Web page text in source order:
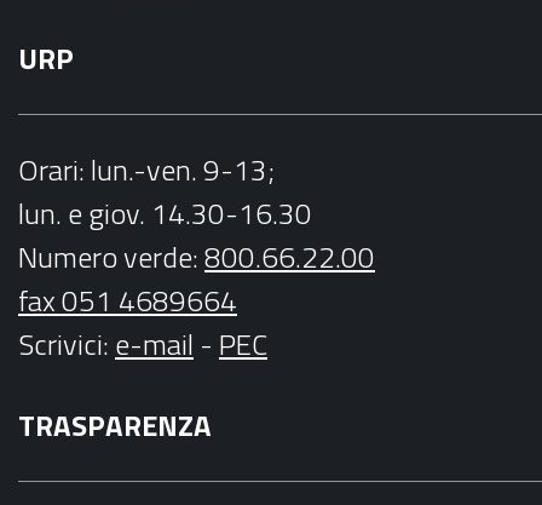
URP
Orari: lun.-ven. 9-13;
lun. e giov. 14.30-16.30
Numero verde:800.66.22.00
fax 051 4689664
Scrivici:e-mail - PEC
TRASPARENZA